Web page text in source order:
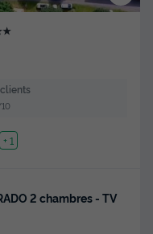
+ 1
2 chambres - TV